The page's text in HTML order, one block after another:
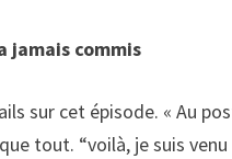
jamais commis
sur cet épisode. « Au
tout. “voilà, je suis